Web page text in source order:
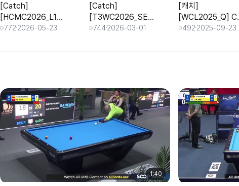
[Catch]
[HCMC2026_L16]
T. KIRAZ vs T.
7722026-05-23
[Catch]
[T3WC2026_SEM
I FINAL] A.
7442026-03-01
[캐치]
[WCL2025_Q] C.
SOERENSEN vs
4922025-09-23
1:40